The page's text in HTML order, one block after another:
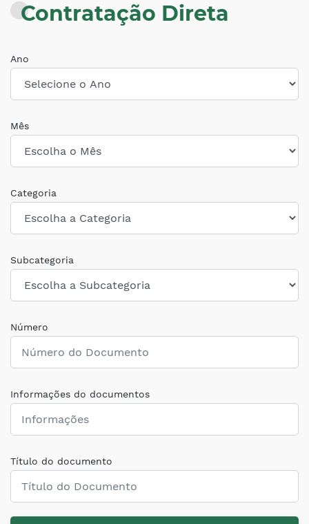
Contratação Direta
Ano
Mês
Categoria
Subcategoria
Número
Informações do documentos
Título do documento